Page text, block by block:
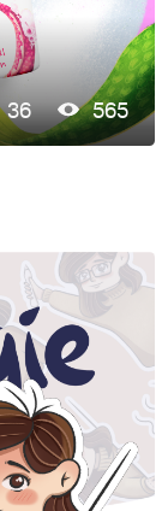
36 565